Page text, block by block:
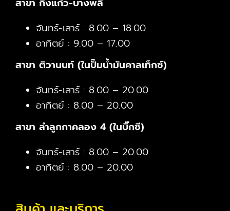
สาขา กิ่งแก้ว-บางพลี
จันทร์-เสาร์ : 8.00 – 18.00
อาทิตย์ : 9.00 – 17.00
สาขา ติวานนท์ (ในปั๊มน้ำมันคาลเท็กซ์)
จันทร์-เสาร์ : 8.00 – 20.00
อาทิตย์ : 8.00 – 20.00
สาขา ลำลูกกาคลอง 4 (ในบิ๊กซี)
จันทร์-เสาร์ : 8.00 – 20.00
อาทิตย์ : 8.00 – 20.00